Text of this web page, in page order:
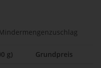
Mindermengenzuschlag
g) Grundpreis